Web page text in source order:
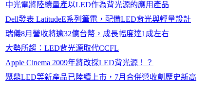
中光電將陸續量產以LED作為背光源的應用產品
Dell發表 LatitudeE系列筆電，配備LED背光與輕量設計
瑞儀8月營收將逾32億台幣，成長幅度達1成左右
大勢所趨：LED背光源取代CCFL
Apple Cinema 2009年將改採LED背光源！？
聚鼎LED等新產品已陸續上市，7月合併營收創歷史新高